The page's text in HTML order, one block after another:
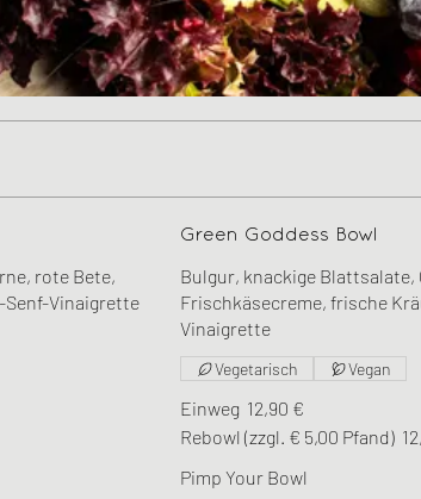
rote Bete,
Senf-Vinaigrette
Green Goddess Bowl
Bulgur, knackige
Frischkäsecreme, frische
Vinaigrette
Einweg 12,90 €
Rebowl (zzgl. € 5,00 Pfand)
Vegetarisch Vegan
Pimp Your Bowl